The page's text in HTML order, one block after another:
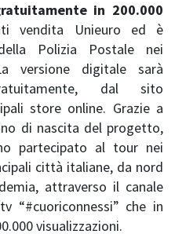
in 200.000
vendita Unieuro ed è
Polizia Postale nei
versione digitale sarà
dal sito
store online. Grazie a
di nascita del progetto,
partecipato al tour nei
città italiane, da nord
attraverso il canale
“#cuoriconnessi” che in
visualizzazioni.